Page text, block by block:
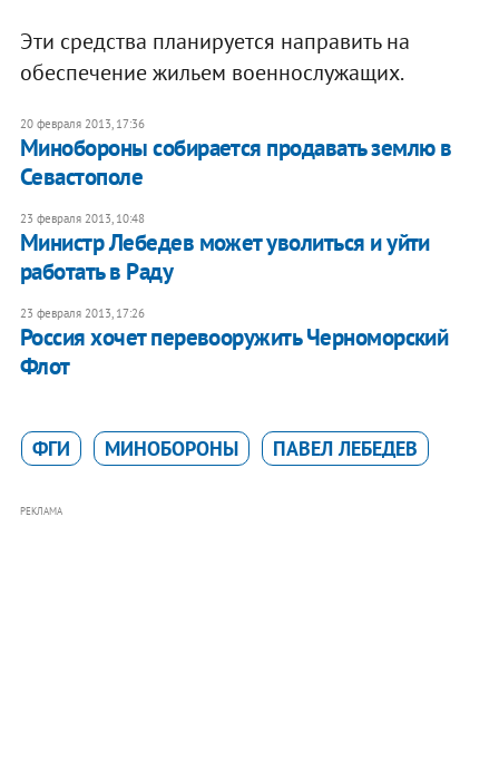
Эти средства планируется направить на
обеспечение жильем военнослужащих.
20 февраля 2013, 17:36
Минобороны собирается продавать землю в
Севастополе
23 февраля 2013, 10:48
Министр Лебедев может уволиться и уйти
работать в Раду
23 февраля 2013, 17:26
Россия хочет перевооружить Черноморский
Флот
ФГИ МИНОБОРОНЫ ПАВЕЛ ЛЕБЕДЕВ
РЕКЛАМА